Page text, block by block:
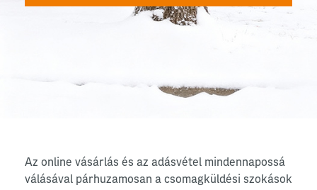
Az online vásárlás és az adásvétel mindennapossá
válásával párhuzamosan a csomagküldési szokások